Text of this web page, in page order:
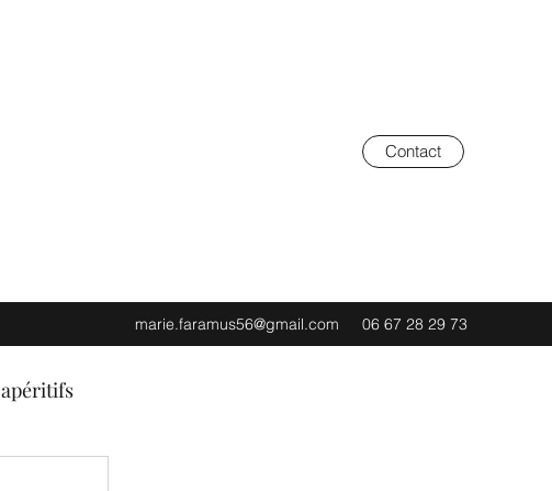
Contact
marie.faramus56@gmail.com 06 67 28 29 73
apéritifs